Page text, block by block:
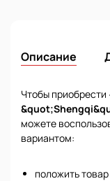
Описание
Чтобы приобрести
можете
вариантом:
положить